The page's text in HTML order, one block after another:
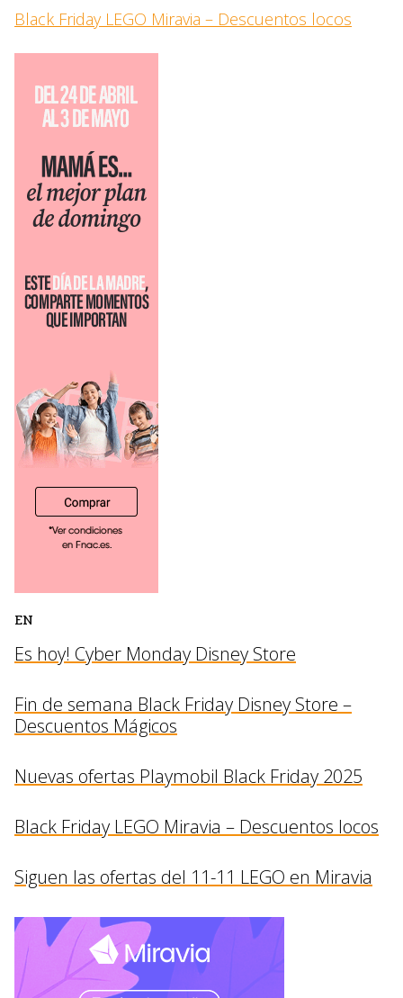
Black Friday LEGO Miravia – Descuentos locos
EN
Es hoy! Cyber Monday Disney Store
Fin de semana Black Friday Disney Store –
Descuentos Mágicos
Nuevas ofertas Playmobil Black Friday 2025
Black Friday LEGO Miravia – Descuentos locos
Siguen las ofertas del 11-11 LEGO en Miravia